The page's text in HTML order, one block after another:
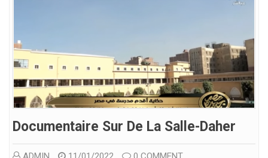
Documentaire Sur De La Salle-Daher